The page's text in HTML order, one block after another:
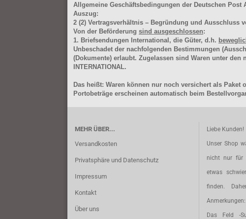
Allgemeine Geschäftsbedingungen der Deutschen Post
Auszug:
2 (2) Vertragsverhältnis – Begründung und Ausschluss
Von der Beförderung sind ausgeschlossen:
1. Briefsendungen International, die Güter, d.h.
Unbeschadet der nachfolgenden Bestimmungen
(Dokumente) erlaubt. Zugelassen sind Waren unter den
INTERNATIONAL.
Das heißt: Waren können nur noch versichert als Paket
Portobeträge erscheinen automatisch beim
MEHR ÜBER...
Versandkosten
Privatsphäre und Datenschutz
Impressum
Kontakt
Über uns
Liebe Kunden!
Unser Shop
nicht nur für
etwas
finden.
Anmerkungen:
Das Feld -